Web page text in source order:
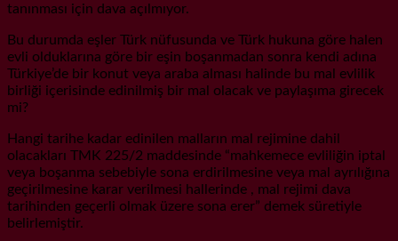
tanınması için dava açılmıyor.
Bu durumda eşler Türk nüfusunda ve Türk hukuna göre halen
evli olduklarına göre bir eşin boşanmadan sonra kendi adına
Türkiye’de bir konut veya araba alması halinde bu mal evlilik
birliği içerisinde edinilmiş bir mal olacak ve paylaşıma girecek
mi?
Hangi tarihe kadar edinilen malların mal rejimine dahil
olacakları TMK 225/2 maddesinde “mahkemece evliliğin iptal
veya boşanma sebebiyle sona erdirilmesine veya mal ayrılığına
geçirilmesine karar verilmesi hallerinde , mal rejimi dava
tarihinden geçerli olmak üzere sona erer” demek süretiyle
belirlemiştir.